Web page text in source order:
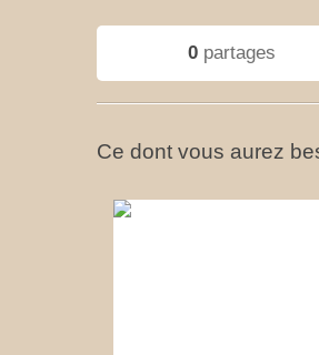
0partages
Ce dont vous aurez